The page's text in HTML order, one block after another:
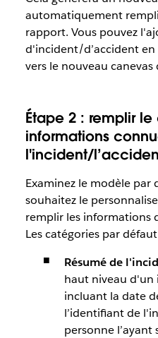
automatiquement
rapport. Vous pouvez
d'incident/d’accident
vers le nouveau canevas
Étape 2 : remplir
informations
l'incident/
Examinez le modèle par
souhaitez le
remplir les informations
Les catégories par
Résumé de
haut niveau
incluant la date
l’identifiant de
personne l’ayant